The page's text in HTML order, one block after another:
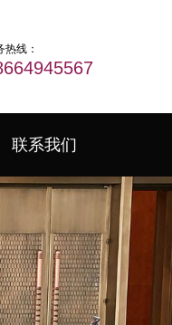
热线：
联系我们